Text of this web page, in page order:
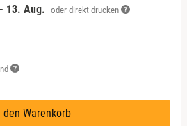
13. Aug. oder direkt drucken
den Warenkorb